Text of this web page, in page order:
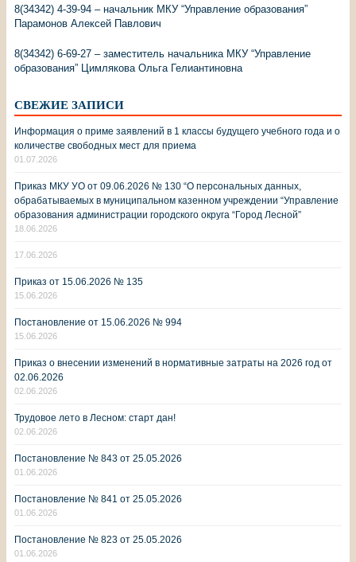
8(34342) 4-39-94 – начальник МКУ “Управление образования”
Парамонов Алексей Павлович
8(34342) 6-69-27 – заместитель начальника МКУ “Управление
образования” Цимлякова Ольга Гелиантиновна
СВЕЖИЕ ЗАПИСИ
Информация о приме заявлений в 1 классы будущего учебного года и о
количестве свободных мест для приема
01.07.2026
Приказ МКУ УО от 09.06.2026 № 130 “О персональных данных,
обрабатываемых в муниципальном казенном учреждении “Управление
образования администрации городского округа “Город Лесной”
18.06.2026
17.06.2026
Приказ от 15.06.2026 № 135
15.06.2026
Постановление от 15.06.2026 № 994
15.06.2026
Приказ о внесении изменений в нормативные затраты на 2026 год от
02.06.2026
02.06.2026
Трудовое лето в Лесном: старт дан!
02.06.2026
Постановление № 843 от 25.05.2026
01.06.2026
Постановление № 841 от 25.05.2026
01.06.2026
Постановление № 823 от 25.05.2026
01.06.2026